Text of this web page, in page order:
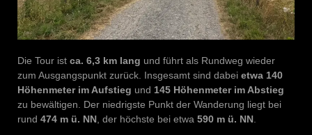
Die Tour ist ca. 6,3 km lang und führt als Rundweg wieder
zum Ausgangspunkt zurück. Insgesamt sind dabei etwa 140
Höhenmeter im Aufstieg und 145 Höhenmeter im Abstieg
zu bewältigen. Der niedrigste Punkt der Wanderung liegt bei
rund 474 m ü. NN , der höchste bei etwa 590 m ü. NN